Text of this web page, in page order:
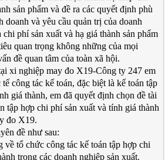
sản phẩm và đề ra các quyết định phù
doanh và yêu cầu quản trị của doanh
phí sản xuất và hạ giá thành sản phẩm
quan trọng không những của mọi
đề quan tâm của toàn xã hội.
xi nghiệp may đo X19-Công ty 247 em
công tác kế toán, đặc biệt là kế toán tập
giá thành, em đã quyết định chọn đề tài
tập hợp chi phí sản xuất và tính giá thành
đo X19.
đề như sau:
tổ chức công tác kế toán tập hợp chi
trong các doanh nghiệp sản xuất.